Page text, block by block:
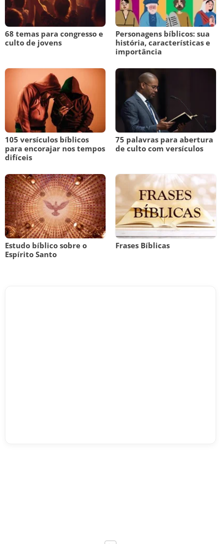
68 temas para congresso e
culto de jovens
Personagens bíblicos: sua
história, características e
importância
105 versículos bíblicos
para encorajar nos tempos
difíceis
75 palavras para abertura
de culto com versículos
Estudo bíblico sobre o
Espírito Santo
Frases Bíblicas